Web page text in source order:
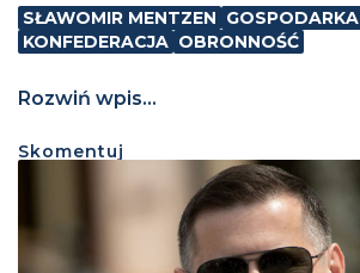
SŁAWOMIR MENTZEN GOSPODARKA
KONFEDERACJA OBRONNOŚĆ
Rozwiń wpis...
Skomentuj